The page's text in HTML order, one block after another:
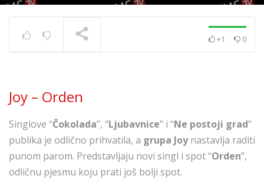
Zaprešić Boys feat.
+1 0
Joy – Orden
Singlove “Čokolada”, “Ljubavnice” i “Ne postoji grad”
publika je odlično prihvatila, a grupa Joynastavlja raditi
punom parom. Predstavljaju novi singl i spot “Orden”,
odličnu pjesmu koju prati još bolji spot.